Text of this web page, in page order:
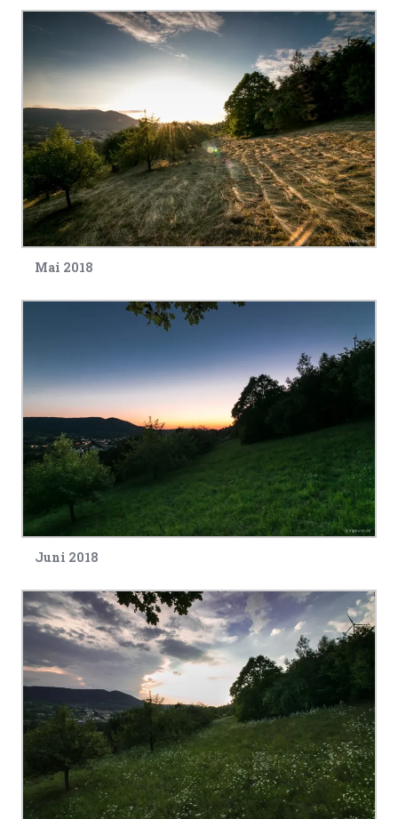
Mai 2018
Juni 2018